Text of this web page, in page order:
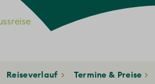
Termine & Preise